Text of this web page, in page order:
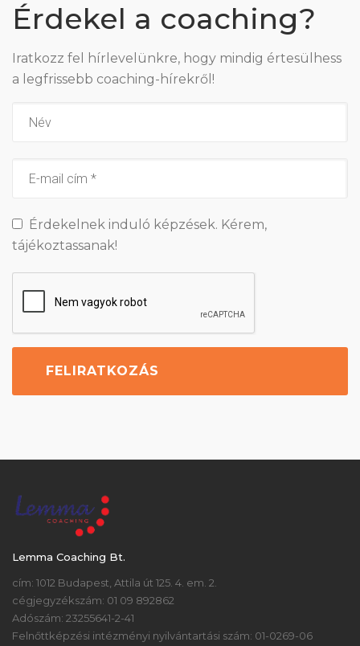
Érdekel a coaching?
Iratkozz fel hírlevelünkre, hogy mindig értesülhess
a legfrissebb coaching-hírekről!
Érdekelnek induló képzések. Kérem,
tájékoztassanak!
Lemma Coaching Bt.
cím: 1012 Budapest, Attila út 125. 4. em. 2.
cégjegyzékszám: 01 09 892862
Adószám: 23255641-2-41
Felnőttképzési intézményi nyilvántartási szám: 01-0269-06